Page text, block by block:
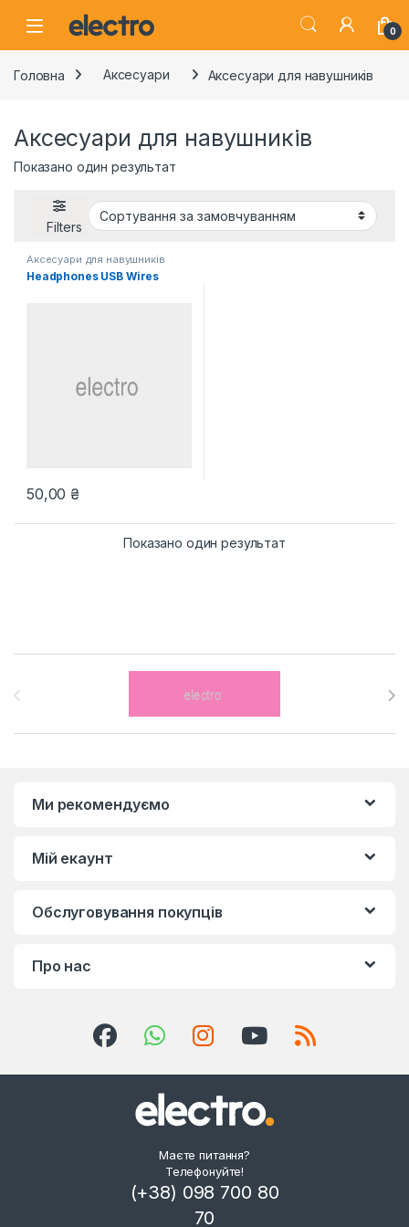
0
Головна Аксесуари Аксесуари для навушників
Аксесуари для навушників
Показано один результат
Filters
Аксесуари для навушників
Headphones USB Wires
50,00₴
Показано один результат
Brands Carousel
Ми рекомендуємо
Мій екаунт
Обслуговування покупців
Про нас
Маєте питання?
Телефонуйте!
(+38) 098 700 80
70